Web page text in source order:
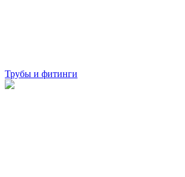
Трубы и фитинги